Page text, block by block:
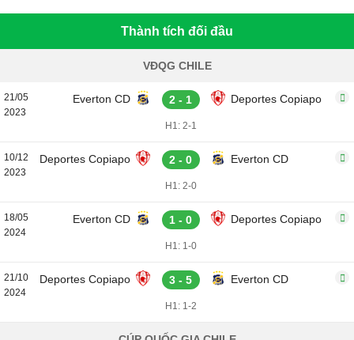
Thành tích đối đầu
VĐQG CHILE
21/05
2023
Everton CD 2 - 1 Deportes Copiapo
H1: 2-1
10/12
2023
Deportes Copiapo 2 - 0 Everton CD
H1: 2-0
18/05
2024
Everton CD 1 - 0 Deportes Copiapo
H1: 1-0
21/10
2024
Deportes Copiapo 3 - 5 Everton CD
H1: 1-2